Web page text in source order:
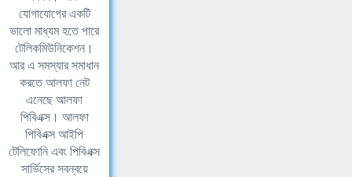
যোগাযোগের একটি
ভালো মাধ্যম হতে পারে
টেলিকমিউনিকেশন।
আর এ সমস্যার সমাধান
করতে আলফা নেট
এনেছে আলফা
পিবিএক্স। আলফা
পিবিএক্স আইপি
টেলিফোনি এবং পিবিএক্স
সার্ভিসের সবন্বয়ে